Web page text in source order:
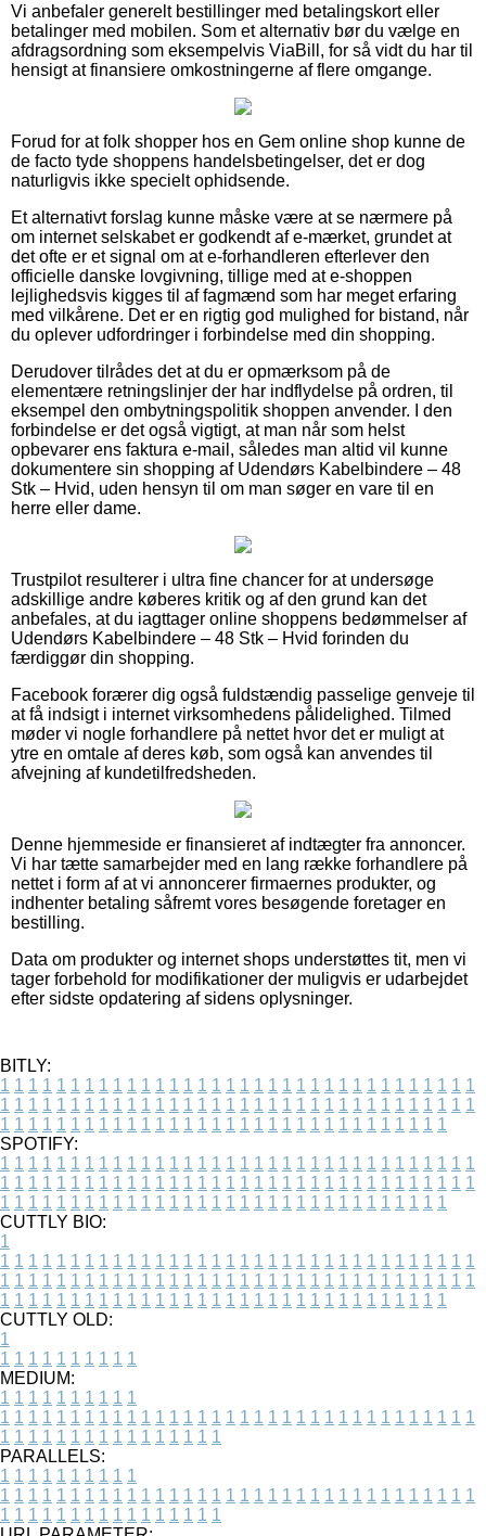
Vi anbefaler generelt bestillinger med betalingskort eller
betalinger med mobilen. Som et alternativ bør du vælge en
afdragsordning som eksempelvis ViaBill, for så vidt du har til
hensigt at finansiere omkostningerne af flere omgange.
Forud for at folk shopper hos en Gem online shop kunne de
de facto tyde shoppens handelsbetingelser, det er dog
naturligvis ikke specielt ophidsende.
Et alternativt forslag kunne måske være at se nærmere på
om internet selskabet er godkendt af e-mærket, grundet at
det ofte er et signal om at e-forhandleren efterlever den
officielle danske lovgivning, tillige med at e-shoppen
lejlighedsvis kigges til af fagmænd som har meget erfaring
med vilkårene. Det er en rigtig god mulighed for bistand, når
du oplever udfordringer i forbindelse med din shopping.
Derudover tilrådes det at du er opmærksom på de
elementære retningslinjer der har indflydelse på ordren, til
eksempel den ombytningspolitik shoppen anvender. I den
forbindelse er det også vigtigt, at man når som helst
opbevarer ens faktura e-mail, således man altid vil kunne
dokumentere sin shopping af Udendørs Kabelbindere – 48
Stk – Hvid, uden hensyn til om man søger en vare til en
herre eller dame.
Trustpilot resulterer i ultra fine chancer for at undersøge
adskillige andre køberes kritik og af den grund kan det
anbefales, at du iagttager online shoppens bedømmelser af
Udendørs Kabelbindere – 48 Stk – Hvid forinden du
færdiggør din shopping.
Facebook forærer dig også fuldstændig passelige genveje til
at få indsigt i internet virksomhedens pålidelighed. Tilmed
møder vi nogle forhandlere på nettet hvor det er muligt at
ytre en omtale af deres køb, som også kan anvendes til
afvejning af kundetilfredsheden.
Denne hjemmeside er finansieret af indtægter fra annoncer.
Vi har tætte samarbejder med en lang række forhandlere på
nettet i form af at vi annoncerer firmaernes produkter, og
indhenter betaling såfremt vores besøgende foretager en
bestilling.
Data om produkter og internet shops understøttes tit, men vi
tager forbehold for modifikationer der muligvis er udarbejdet
efter sidste opdatering af sidens oplysninger.
BITLY:
1 1 1 1 1 1 1 1 1 1 1 1 1 1 1 1 1 1 1 1 1 1 1 1 1 1 1 1 1 1 1 1 1 1
1 1 1 1 1 1 1 1 1 1 1 1 1 1 1 1 1 1 1 1 1 1 1 1 1 1 1 1 1 1 1 1 1 1
1 1 1 1 1 1 1 1 1 1 1 1 1 1 1 1 1 1 1 1 1 1 1 1 1 1 1 1 1 1 1 1
SPOTIFY:
1 1 1 1 1 1 1 1 1 1 1 1 1 1 1 1 1 1 1 1 1 1 1 1 1 1 1 1 1 1 1 1 1 1
1 1 1 1 1 1 1 1 1 1 1 1 1 1 1 1 1 1 1 1 1 1 1 1 1 1 1 1 1 1 1 1 1 1
1 1 1 1 1 1 1 1 1 1 1 1 1 1 1 1 1 1 1 1 1 1 1 1 1 1 1 1 1 1 1 1
CUTTLY BIO:
1
1 1 1 1 1 1 1 1 1 1 1 1 1 1 1 1 1 1 1 1 1 1 1 1 1 1 1 1 1 1 1 1 1 1
1 1 1 1 1 1 1 1 1 1 1 1 1 1 1 1 1 1 1 1 1 1 1 1 1 1 1 1 1 1 1 1 1 1
1 1 1 1 1 1 1 1 1 1 1 1 1 1 1 1 1 1 1 1 1 1 1 1 1 1 1 1 1 1 1 1
CUTTLY OLD:
1
1 1 1 1 1 1 1 1 1 1
MEDIUM:
1 1 1 1 1 1 1 1 1 1
1 1 1 1 1 1 1 1 1 1 1 1 1 1 1 1 1 1 1 1 1 1 1 1 1 1 1 1 1 1 1 1 1 1
1 1 1 1 1 1 1 1 1 1 1 1 1 1 1 1
PARALLELS:
1 1 1 1 1 1 1 1 1 1
1 1 1 1 1 1 1 1 1 1 1 1 1 1 1 1 1 1 1 1 1 1 1 1 1 1 1 1 1 1 1 1 1 1
1 1 1 1 1 1 1 1 1 1 1 1 1 1 1 1